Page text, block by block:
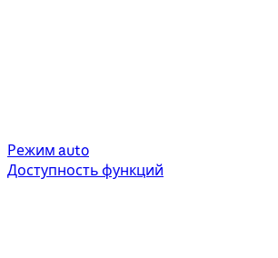
Режим auto
Доступность функций